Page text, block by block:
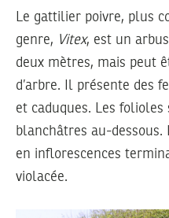
Le gattilier poivre, plus
genre, Vitex, est un
deux mètres, mais peut
d’arbre. Il présente des
et caduques. Les
blanchâtres au-
en inflorescences
violacée.